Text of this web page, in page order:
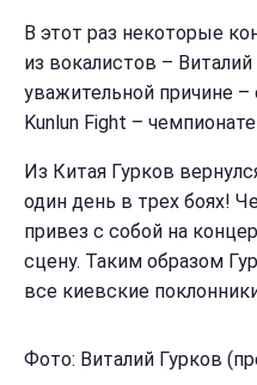
В этот раз некоторые
из вокалистов –
уважительной причине –
Kunlun Fight –
Из Китая Гурков
один день в трех боях!
привез с собой на
сцену. Таким образом
все киевские
Фото: Виталий Гурков